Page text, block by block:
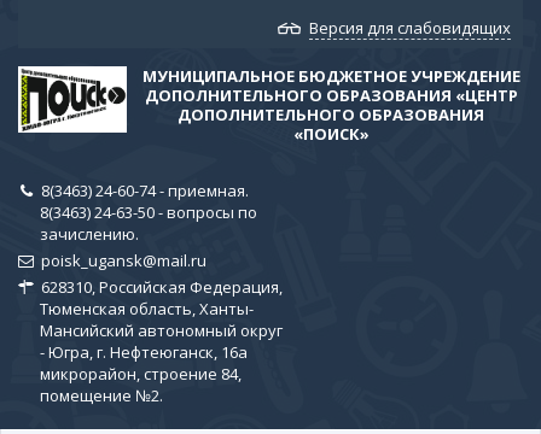
Версия для слабовидящих
МУНИЦИПАЛЬНОЕ БЮДЖЕТНОЕ УЧРЕЖДЕНИЕ
ДОПОЛНИТЕЛЬНОГО ОБРАЗОВАНИЯ «ЦЕНТР
ДОПОЛНИТЕЛЬНОГО ОБРАЗОВАНИЯ
«ПОИСК»
8(3463) 24-60-74 - приемная.
8(3463) 24-63-50 - вопросы по
зачислению.
poisk_ugansk@mail.ru
628310, Российская Федерация,
Тюменская область, Ханты-
Мансийский автономный округ
- Югра, г. Нефтеюганск, 16а
микрорайон, строение 84,
помещение №2.